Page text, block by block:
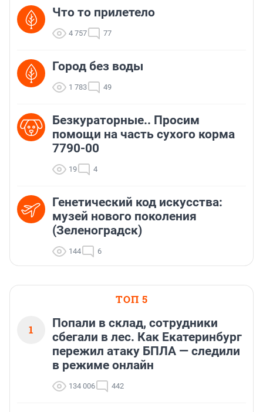
Что то прилетело
4 757 77
Город без воды
1 783 49
Безкураторные.. Просим
помощи на часть сухого корма
7790-00
19 4
Генетический код искусства:
музей нового поколения
(Зеленоградск)
144 6
ТОП 5
1
Попали в склад, сотрудники
сбегали в лес. Как Екатеринбург
пережил атаку БПЛА — следили
в режиме онлайн
134 006 442